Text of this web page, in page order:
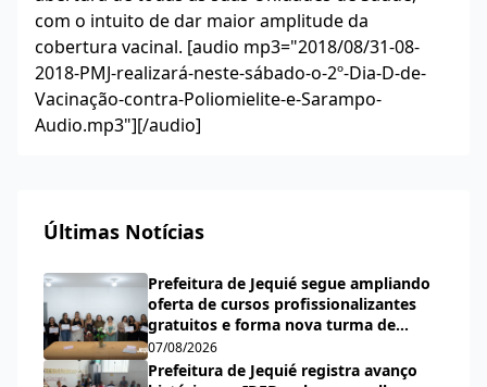
com o intuito de dar maior amplitude da
cobertura vacinal. [audio mp3="2018/08/31-08-
2018-PMJ-realizará-neste-sábado-o-2º-Dia-D-de-
Vacinação-contra-Poliomielite-e-Sarampo-
Audio.mp3"][/audio]
Últimas Notícias
Prefeitura de Jequié segue ampliando
oferta de cursos profissionalizantes
gratuitos e forma nova turma de
cabeleireiras, manicures e pedicures
07/08/2026
Prefeitura de Jequié registra avanço